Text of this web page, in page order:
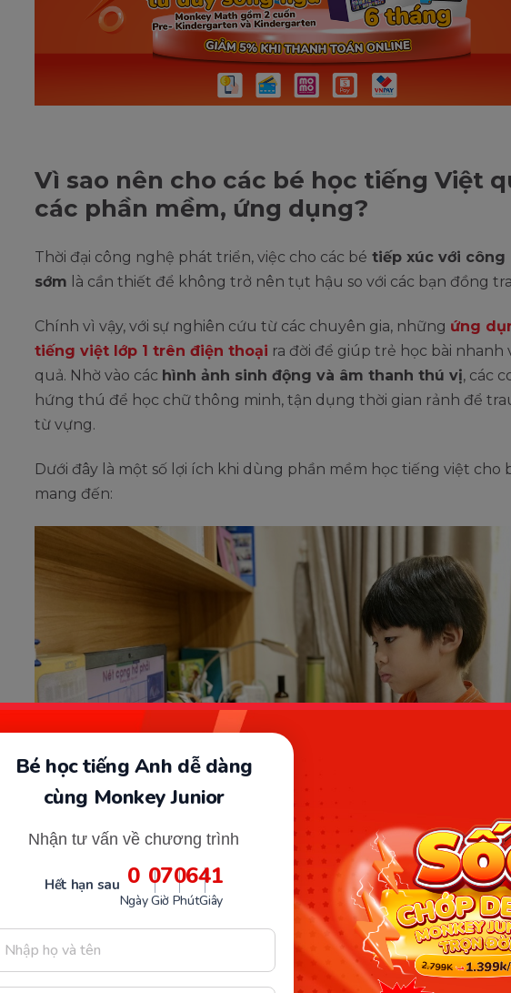
Bé học tiếng Anh dễ dàng
cùng Monkey Junior
Nhận tư vấn về chương trình
Hết hạn sau 0
Ngày
07
Giờ
06
Phút
40
Giây
Vì sao nên cho các bé học tiếng Việt
các phần mềm, ứng dụng?
Thời đại công nghệ phát triển, việc cho các bé tiếp xúc với công
sớm là cần thiết để không trở nên tụt hậu so với các bạn đồng
Chính vì vậy, với sự nghiên cứu từ các chuyên gia, những ứng
tiếng việt lớp 1 trên điện thoại ra đời để giúp trẻ học bài nhanh
quả. Nhờ vào các hình ảnh sinh động và âm thanh thú vị, các
hứng thú để học chữ thông minh, tận dụng thời gian rảnh để
từ vựng.
Dưới đây là một số lợi ích khi dùng phần mềm học tiếng việt cho
mang đến:
Ứng dụng học tiếng việt cho bé lớp 1 hiệu quả. (Ảnh: Sưu tầm
Thuận tiện